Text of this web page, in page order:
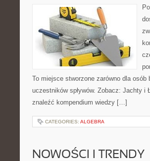
To miejsce stworzone zarówno dla
uczestników spływów. Zobacz: Jachty
znaleźć kompendium wiedzy […]
CATEGORIES: ALGEBRA
NOWOŚCI I TRENDY